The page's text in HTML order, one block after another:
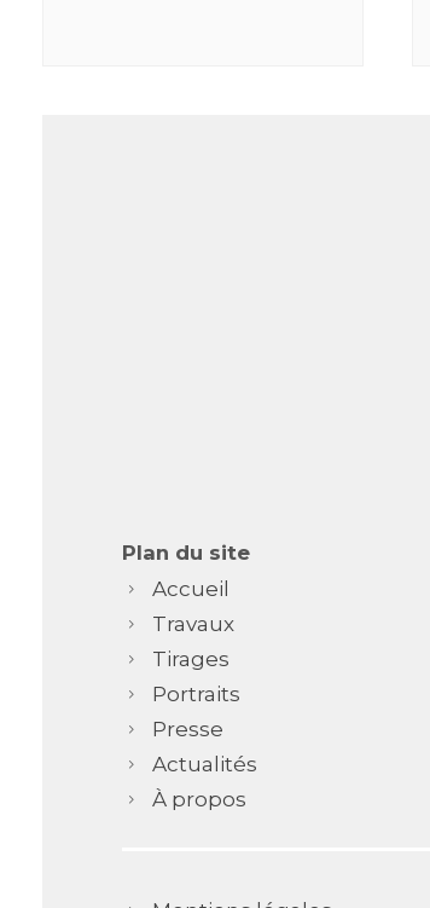
Plan du site
Accueil
Travaux
Tirages
Portraits
Presse
Actualités
À propos